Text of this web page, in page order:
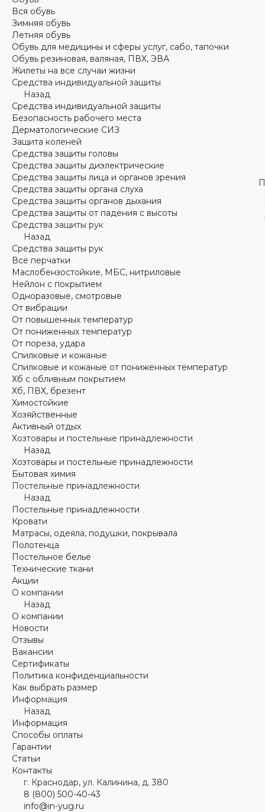
Вся обувь
Зимняя обувь
Летняя обувь
Обувь для медицины и сферы услуг, сабо, тапочки
Обувь резиновая, валяная, ПВХ, ЭВА
Жилеты на все случаи жизни
Средства индивидуальной защиты
Назад
Средства индивидуальной защиты
Безопасность рабочего места
Дерматологические СИЗ
Защита коленей
Средства защиты головы
Средства защиты диэлектрические
Средства защиты лица и органов зрения
Средства защиты органа слуха
Средства защиты органов дыхания
Средства защиты от падения с высоты
Средства защиты рук
Назад
Средства защиты рук
Все перчатки
Маслобензостойкие, МБС, нитриловые
Нейлон с покрытием
Одноразовые, смотровые
От вибрации
От повышенных температур
От пониженных температур
От пореза, удара
Спилковые и кожаные
Спилковые и кожаные от пониженных температур
Хб с обливным покрытием
Хб, ПВХ, брезент
Химостойкие
Хозяйственные
Активный отдых
Хозтовары и постельные принадлежности
Назад
Хозтовары и постельные принадлежности
Бытовая химия
Постельные принадлежности
Назад
Постельные принадлежности
Кровати
Матрасы, одеяла, подушки, покрывала
Полотенца
Постельное белье
Технические ткани
Акции
О компании
Назад
О компании
Новости
Отзывы
Вакансии
Сертификаты
Политика конфиденциальности
Как выбрать размер
Информация
Назад
Информация
Способы оплаты
Гарантии
Статьи
Контакты
г. Краснодар, ул. Калинина, д. 380
8 (800) 500-40-43
info@in-yug.ru